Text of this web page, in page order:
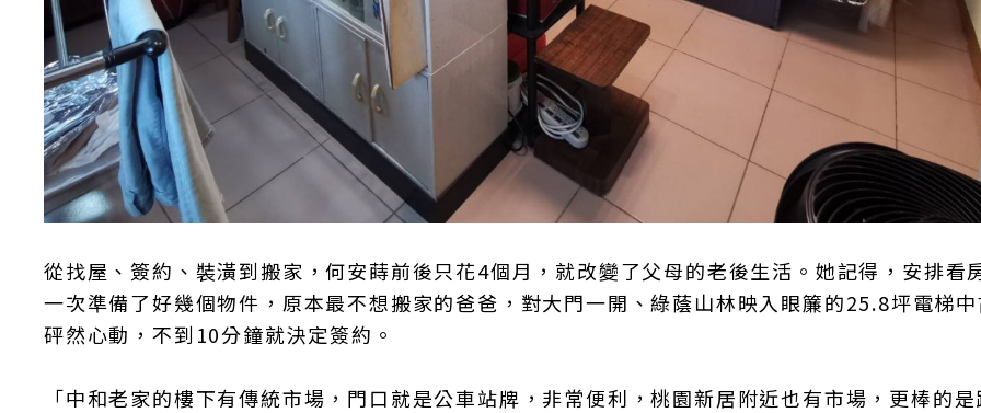
從找屋、簽約、裝潢到搬家，何安蒔前後只花4個月，就改變了父母的老後生活。她記得，安排看
一次準備了好幾個物件，原本最不想搬家的爸爸，對大門一開、綠蔭山林映入眼簾的25.8坪電梯
砰然心動，不到10分鐘就決定簽約。
「中和老家的樓下有傳統市場，門口就是公車站牌，非常便利，桃園新居附近也有市場，更棒的